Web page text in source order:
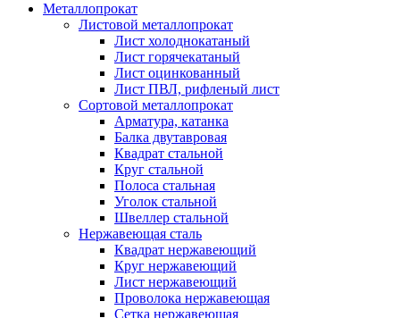
Металлопрокат
Листовой металлопрокат
Лист холоднокатаный
Лист горячекатаный
Лист оцинкованный
Лист ПВЛ, рифленый лист
Сортовой металлопрокат
Арматура, катанка
Балка двутавровая
Квадрат стальной
Круг стальной
Полоса стальная
Уголок стальной
Швеллер стальной
Нержавеющая сталь
Квадрат нержавеющий
Круг нержавеющий
Лист нержавеющий
Проволока нержавеющая
Сетка нержавеющая